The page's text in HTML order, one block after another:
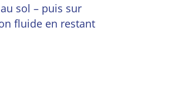
sol – puis sur
fluide en restant